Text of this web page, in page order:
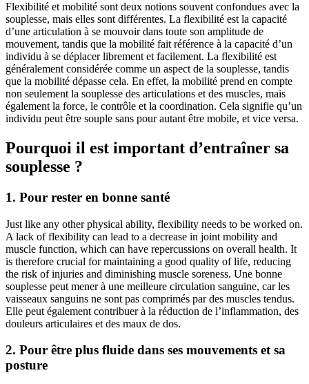
Flexibilité et mobilité sont deux notions souvent confondues avec la
souplesse, mais elles sont différentes. La flexibilité est la capacité
d’une articulation à se mouvoir dans toute son amplitude de
mouvement, tandis que la mobilité fait référence à la capacité d’un
individu à se déplacer librement et facilement. La flexibilité est
généralement considérée comme un aspect de la souplesse, tandis
que la mobilité dépasse cela. En effet, la mobilité prend en compte
non seulement la souplesse des articulations et des muscles, mais
également la force, le contrôle et la coordination. Cela signifie qu’un
individu peut être souple sans pour autant être mobile, et vice versa.
Pourquoi il est important d’entraîner sa
souplesse ?
1. Pour rester en bonne santé
Just like any other physical ability, flexibility needs to be worked on.
A lack of flexibility can lead to a decrease in joint mobility and
muscle function, which can have repercussions on overall health. It
is therefore crucial for maintaining a good quality of life, reducing
the risk of injuries and diminishing muscle soreness. Une bonne
souplesse peut mener à une meilleure circulation sanguine, car les
vaisseaux sanguins ne sont pas comprimés par des muscles tendus.
Elle peut également contribuer à la réduction de l’inflammation, des
douleurs articulaires et des maux de dos.
2. Pour être plus fluide dans ses mouvements et sa
posture